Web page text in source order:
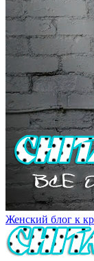
Женский блог к